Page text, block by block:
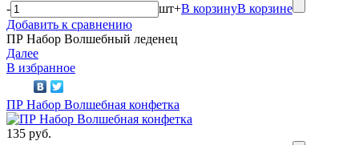
-
шт+В корзинуВ корзине
Добавить к сравнению
ПР Набор Волшебный леденец
Далее
В избранное
ПР Набор Волшебная конфетка
135 руб.